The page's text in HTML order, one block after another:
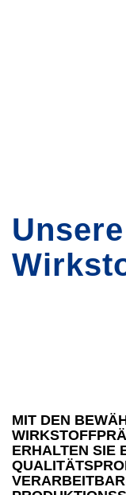
Unsere
MIT DEN
ERHALTEN SIE